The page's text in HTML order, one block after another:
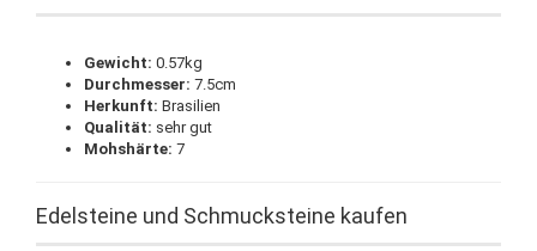
Gewicht: 0.57kg
Durchmesser: 7.5cm
Herkunft: Brasilien
Qualität: sehr gut
Mohshärte: 7
Edelsteine und Schmucksteine kaufen